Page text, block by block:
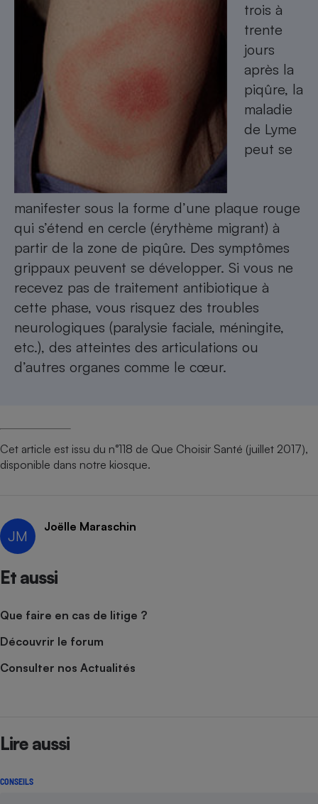
trois à
trente
jours
après la
piqûre, la
maladie
de Lyme
peut se
manifester sous la forme d’une plaque rouge
qui s’étend en cercle (érythème migrant) à
partir de la zone de piqûre. Des symptômes
grippaux peuvent se développer. Si vous ne
recevez pas de traitement antibiotique à
cette phase, vous risquez des troubles
neurologiques (paralysie faciale, méningite,
etc.), des atteintes des articulations ou
d’autres organes comme le cœur.
Cet article est issu du n°118 de Que Choisir Santé (juillet 2017),
disponible dans notre kiosque.
JM
Joëlle Maraschin
Et aussi
Que faire en cas de litige ?
Découvrir le forum
Consulter nos Actualités
Lire aussi
CONSEILS